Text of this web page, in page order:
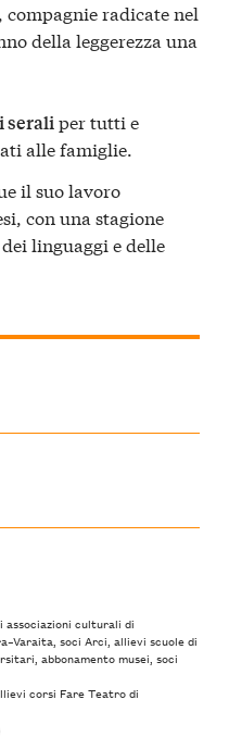
radicate nel
della leggerezza una
seraliper tutti e
alle famiglie.
il suo lavoro
con una stagione
linguaggi e delle
associazioni culturali di
soci Arci, allievi scuole di
abbonamento musei, soci
corsi Fare Teatro di